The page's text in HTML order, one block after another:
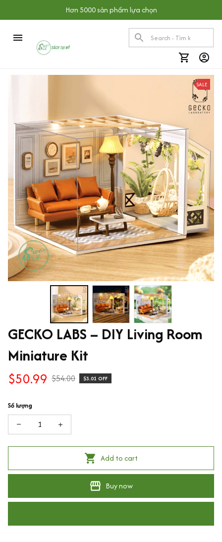
Hơn 5000 sản phẩm lựa chọn
SALE
GECKO LABS – DIY Living Room
Miniature Kit
$50.99 $54.00 $3.01 OFF
Số lượng
Add to cart
Buy now